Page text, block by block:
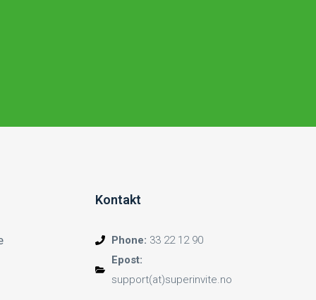
Kontakt
Phone: 33 22 12 90
Epost:
support(at)superinvite.no